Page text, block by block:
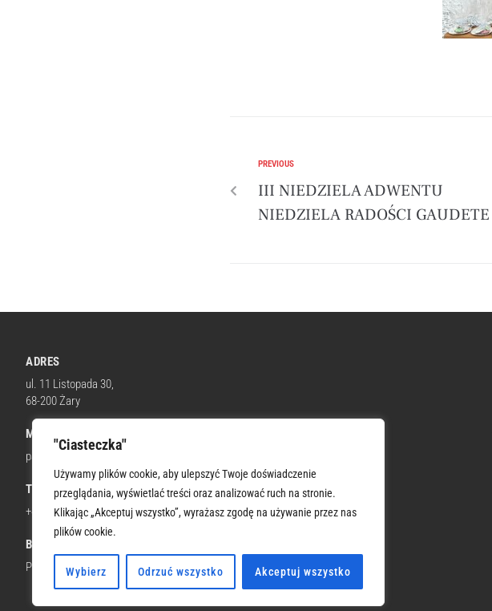
"Ciasteczka"
Używamy plików cookie, aby ulepszyć Twoje doświadczenie
przeglądania, wyświetlać treści oraz analizować ruch na stronie.
Klikając „Akceptuj wszystko”, wyrażasz zgodę na używanie przez nas
plików cookie.
Wybierz Odrzuć wszystko Akceptuj wszystko
PREVIOUS
III NIEDZIELA ADWENTU
NIEDZIELA RADOŚCI GAUDETE
ADRES
ul. 11 Listopada 30,
68-200 Żary
MAIL
parafia@wnmpzary.pl
TELEFON KOM.
+48 512 674 664
BANK
PKO BP 66 1020 5402 0000 0302 0322 6206